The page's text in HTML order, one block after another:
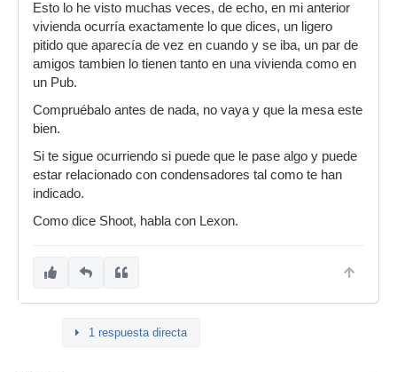
Esto lo he visto muchas veces, de echo, en mi anterior
vivienda ocurría exactamente lo que dices, un ligero
pitido que aparecía de vez en cuando y se iba, un par de
amigos tambien lo tienen tanto en una vivienda como en
un Pub.
Compruébalo antes de nada, no vaya y que la mesa este
bien.
Si te sigue ocurriendo si puede que le pase algo y puede
estar relacionado con condensadores tal como te han
indicado.
Como dice Shoot, habla con Lexon.
1 respuesta directa